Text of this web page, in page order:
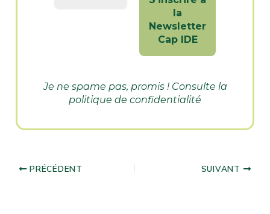
Je ne spame pas, promis ! Consulte la
politique de confidentialité
PRÉCÉDENT SUIVANT